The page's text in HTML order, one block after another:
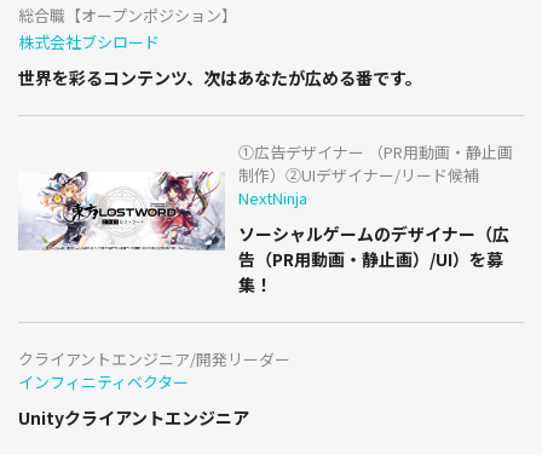
総合職【オープンポジション】
株式会社ブシロード
世界を彩るコンテンツ、次はあなたが広める番です。
①広告デザイナー （PR用動画・静止画
制作）②UIデザイナー/リード候補
NextNinja
ソーシャルゲームのデザイナー（広
告（PR用動画・静止画）/UI）を募
集！
クライアントエンジニア/開発リーダー
インフィニティベクター
Unityクライアントエンジニア